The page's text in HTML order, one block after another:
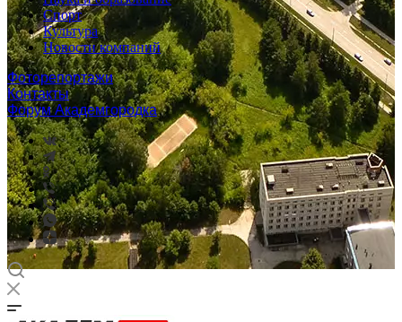
Спорт
Культура
Новости компаний
Фоторепортажи
Контакты
Форум Академгородка